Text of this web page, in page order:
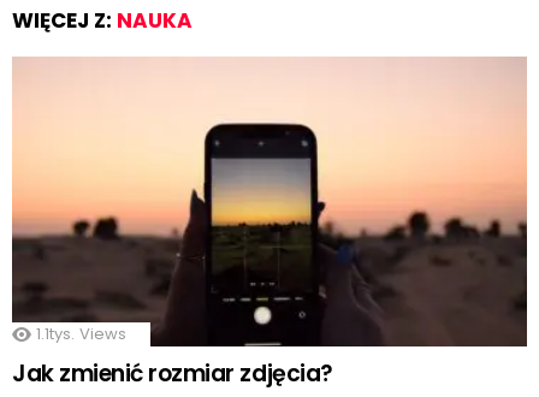
WIĘCEJ Z: NAUKA
1.1tys. Views
Jak zmienić rozmiar zdjęcia?